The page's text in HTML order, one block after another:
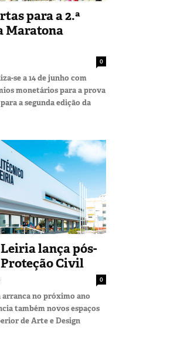
para a 2.ª
Maratona
0
se a 14 de junho com
monetários para a prova
a segunda edição da
lança pós-
Civil
0
no próximo ano
também novos espaços
de Arte e Design